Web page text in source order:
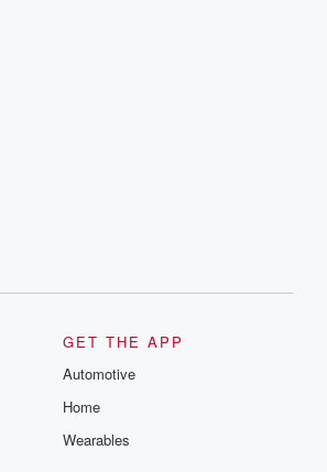
GET THE APP
Automotive
Home
Wearables